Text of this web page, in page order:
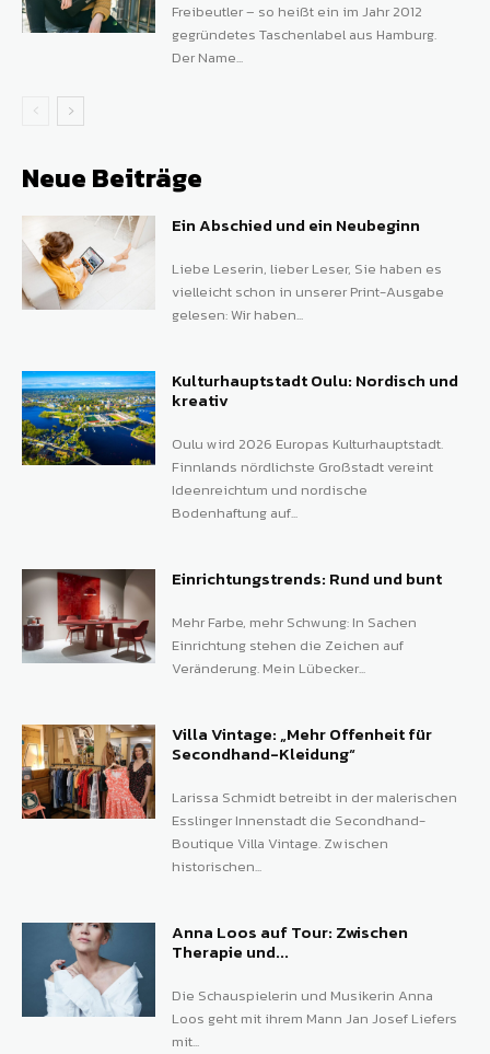
Freibeutler – so heißt ein im Jahr 2012
gegründetes Taschenlabel aus Hamburg.
Der Name...
Neue Beiträge
Ein Abschied und ein Neubeginn
Liebe Leserin, lieber Leser, Sie haben es
vielleicht schon in unserer Print-Ausgabe
gelesen: Wir haben...
Kulturhauptstadt Oulu: Nordisch und
kreativ
Oulu wird 2026 Europas Kulturhauptstadt.
Finnlands nördlichste Großstadt vereint
Ideenreichtum und nordische
Bodenhaftung auf...
Einrichtungstrends: Rund und bunt
Mehr Farbe, mehr Schwung: In Sachen
Einrichtung stehen die Zeichen auf
Veränderung. Mein Lübecker...
Villa Vintage: „Mehr Offenheit für
Secondhand-Kleidung“
Larissa Schmidt betreibt in der malerischen
Esslinger Innenstadt die Secondhand-
Boutique Villa Vintage. Zwischen
historischen...
Anna Loos auf Tour: Zwischen
Therapie und...
Die Schauspielerin und Musikerin Anna
Loos geht mit ihrem Mann Jan Josef Liefers
mit...